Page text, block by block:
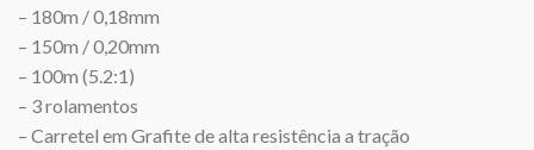
– 180m / 0,18mm
– 150m / 0,20mm
– 100m (5.2:1)
– 3 rolamentos
– Carretel em Grafite de alta resistência a tração